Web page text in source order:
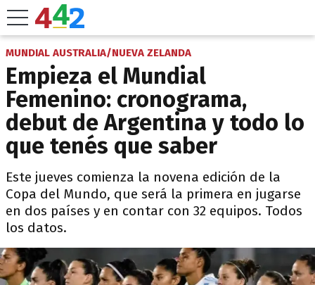
MUNDIAL AUSTRALIA/NUEVA ZELANDA
Empieza el Mundial
Femenino: cronograma,
debut de Argentina y todo lo
que tenés que saber
Este jueves comienza la novena edición de la
Copa del Mundo, que será la primera en jugarse
en dos países y en contar con 32 equipos. Todos
los datos.